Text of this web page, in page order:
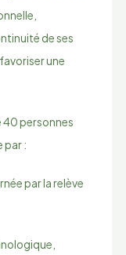
de ses
une
40 personnes
par :
par la relève